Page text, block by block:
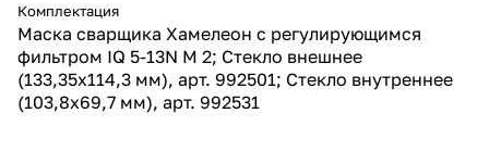
Комплектация
Маска сварщика Хамелеон с регулирующимся
фильтром IQ 5-13N M 2; Стекло внешнее
(133,35х114,3 мм), арт. 992501; Стекло внутреннее
(103,8х69,7 мм), арт. 992531